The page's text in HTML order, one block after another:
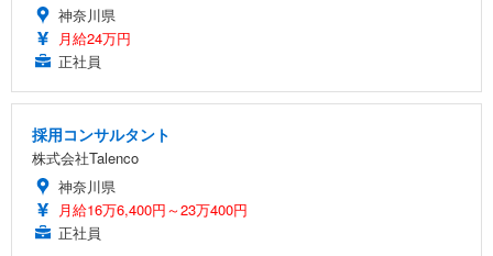
神奈川県
月給24万円
正社員
採用コンサルタント
株式会社Talenco
神奈川県
月給16万6,400円～23万400円
正社員